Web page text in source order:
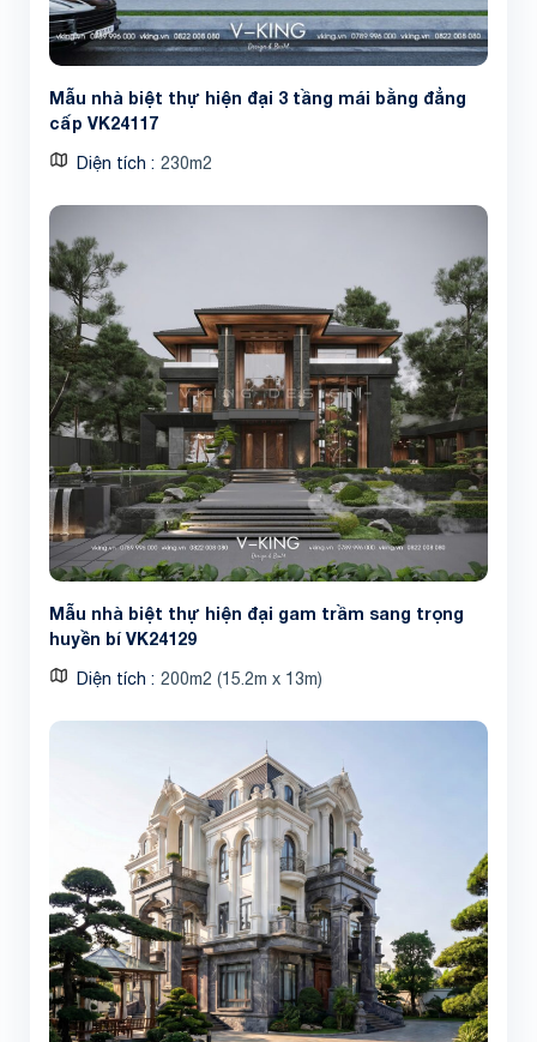
Mẫu nhà biệt thự hiện đại 3 tầng mái bằng đẳng
cấp VK24117
Diện tích 230m2
Mẫu nhà biệt thự hiện đại gam trầm sang trọng
huyền bí VK24129
Diện tích 200m2 (15.2m x 13m)